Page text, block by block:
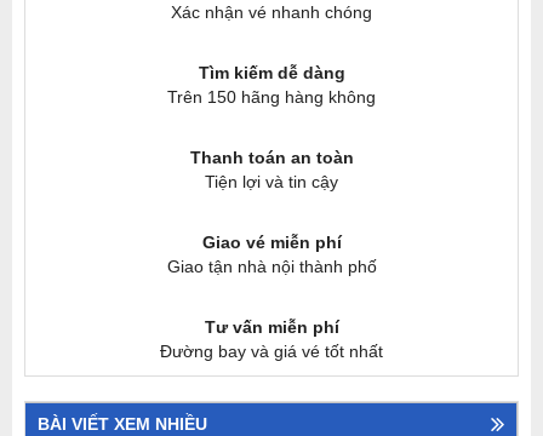
Xác nhận vé nhanh chóng
Tìm kiếm dễ dàng
Trên 150 hãng hàng không
Thanh toán an toàn
Tiện lợi và tin cậy
Giao vé miễn phí
Giao tận nhà nội thành phố
Tư vấn miễn phí
Đường bay và giá vé tốt nhất
BÀI VIẾT XEM NHIỀU